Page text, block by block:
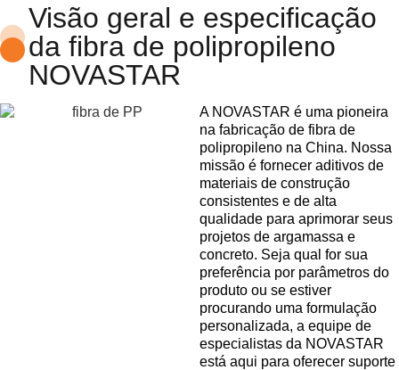
Visão geral e especificação
da fibra de polipropileno
NOVASTAR
A NOVASTAR é uma pioneira
na fabricação de fibra de
polipropileno na China. Nossa
missão é fornecer aditivos de
materiais de construção
consistentes e de alta
qualidade para aprimorar seus
projetos de argamassa e
concreto. Seja qual for sua
preferência por parâmetros do
produto ou se estiver
procurando uma formulação
personalizada, a equipe de
especialistas da NOVASTAR
está aqui para oferecer suporte